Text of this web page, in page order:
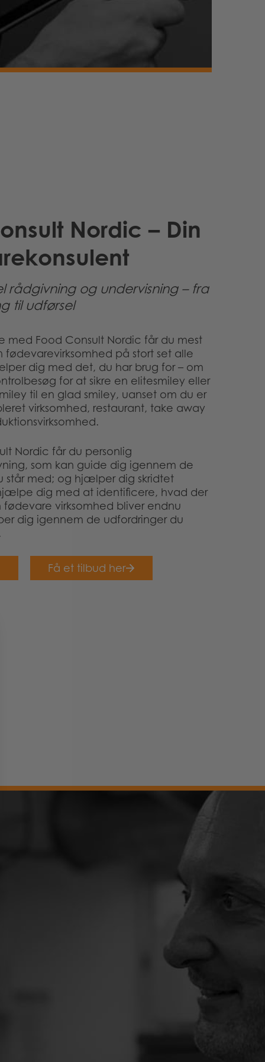
Nordic – Din
rådgivning og undervisning – fra
til udførsel
med Food Consult Nordic får du mest
fødevarevirksomhed på stort set alle
dig med det, du har brug for – om
for at sikre en elitesmiley eller
til en glad smiley, uanset om du er
virksomhed, restaurant, take away
Nordic får du personlig
som kan guide dig igennem de
står med; og hjælper dig skridtet
dig med at identificere, hvad der
fødevare virksomhed bliver endnu
dig igennem de udfordringer du
Få et tilbud her